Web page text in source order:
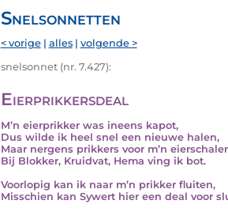
Snelsonnetten
< vorige| alles| volgende >
snelsonnet (nr. 7.427):
Eierprikkersdeal
M’n eierprikker was ineens kapot,
Dus wilde ik heel snel een nieuwe halen,
Maar nergens prikkers voor m’n
Bij Blokker, Kruidvat, Hema ving ik bot.
Voorlopig kan ik naar m’n prikker fluiten,
Misschien kan Sywert hier een deal voor